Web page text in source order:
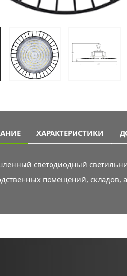
ХАРАКТЕРИСТИКИ
светодиодный
помещений, складов,